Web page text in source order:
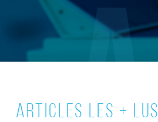
ARTICLES LES + LUS